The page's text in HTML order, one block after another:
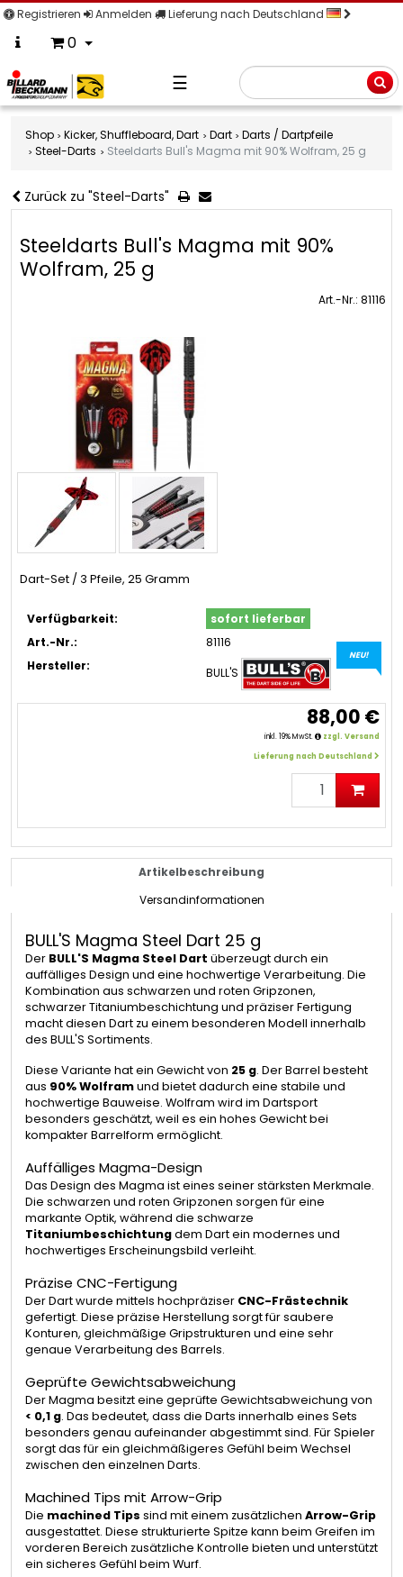
Registrieren Anmelden Lieferung nach Deutschland
0
☰
Shop Kicker, Shuffleboard, Dart Dart
Darts / Dartpfeile
Steel-Darts
Steeldarts Bull's Magma mit 90% Wolfram, 25 g
Zurück zu "Steel-Darts"
Steeldarts Bull's Magma mit 90%
Wolfram, 25 g
Art.-Nr.: 81116
Dart-Set / 3 Pfeile, 25 Gramm
Verfügbarkeit:
sofort lieferbar
Art.-Nr.:
81116
Hersteller:
BULL'S
NEU!
88,00 €
inkl. 19% MwSt.
zzgl. Versand
Lieferung nach Deutschland
Artikelbeschreibung
Versandinformationen
BULL'S Magma Steel Dart 25 g
Der BULL'S Magma Steel Dart überzeugt durch ein
auffälliges Design und eine hochwertige Verarbeitung. Die
Kombination aus schwarzen und roten Gripzonen,
schwarzer Titaniumbeschichtung und präziser Fertigung
macht diesen Dart zu einem besonderen Modell innerhalb
des BULL'S Sortiments.
Diese Variante hat ein Gewicht von 25 g. Der Barrel besteht
aus 90% Wolframund bietet dadurch eine stabile und
hochwertige Bauweise. Wolfram wird im Dartsport
besonders geschätzt, weil es ein hohes Gewicht bei
kompakter Barrelform ermöglicht.
Auffälliges Magma-Design
Das Design des Magma ist eines seiner stärksten Merkmale.
Die schwarzen und roten Gripzonen sorgen für eine
markante Optik, während die schwarze
Titaniumbeschichtungdem Dart ein modernes und
hochwertiges Erscheinungsbild verleiht.
Präzise CNC-Fertigung
Der Dart wurde mittels hochpräziser CNC-Frästechnik
gefertigt. Diese präzise Herstellung sorgt für saubere
Konturen, gleichmäßige Gripstrukturen und eine sehr
genaue Verarbeitung des Barrels.
Geprüfte Gewichtsabweichung
Der Magma besitzt eine geprüfte Gewichtsabweichung von
< 0,1 g. Das bedeutet, dass die Darts innerhalb eines Sets
besonders genau aufeinander abgestimmt sind. Für Spieler
sorgt das für ein gleichmäßigeres Gefühl beim Wechsel
zwischen den einzelnen Darts.
Machined Tips mit Arrow-Grip
Die machined Tips sind mit einem zusätzlichen Arrow-Grip
ausgestattet. Diese strukturierte Spitze kann beim Greifen im
vorderen Bereich zusätzliche Kontrolle bieten und unterstützt
ein sicheres Gefühl beim Wurf.